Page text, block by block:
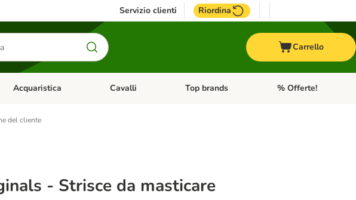
Servizio clienti Riordina
Carrello
Piccoli animali
Apri Menu Categoria: Uccelli
Acquaristica Apri Menu Categoria: Acquaristica
Cavalli Apri Menu Categoria: Cavalli
Top brands Apri Menu Categoria:
% Offerte!
del cliente
- Strisce da masticare